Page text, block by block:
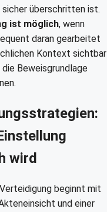
überschritten ist.
ist möglich, wenn
daran gearbeitet
Kontext sichtbar
die Beweisgrundlage
wird
beginnt mit
und einer